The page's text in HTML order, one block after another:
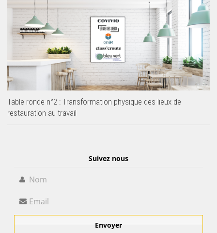
Table ronde n°2 : Transformation physique des lieux de
restauration au travail
Suivez nous